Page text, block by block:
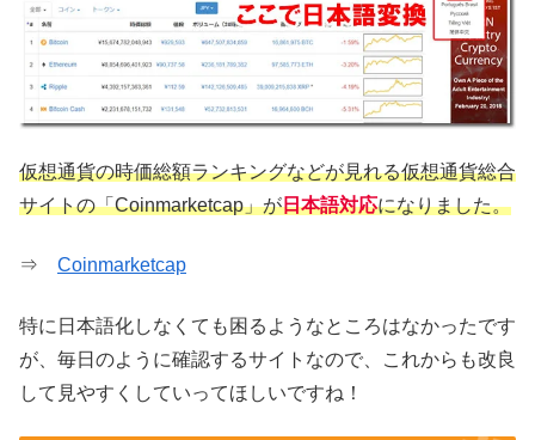
仮想通貨の時価総額ランキングなどが見れる仮想通貨総合
サイトの「Coinmarketcap」が日本語対応になりました。
⇒ Coinmarketcap
特に日本語化しなくても困るようなところはなかったです
が、毎日のように確認するサイトなので、これからも改良
して見やすくしていってほしいですね！